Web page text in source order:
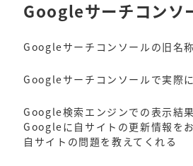
Googleサーチコンソ
Googleサーチコンソールの旧名
Googleサーチコンソールで実際
Google検索エンジンでの表示結
Googleに自サイトの更新情報を
自サイトの問題を教えてくれる